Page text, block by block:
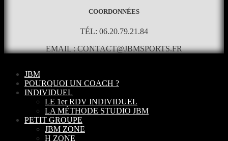
COORDONNÉES
TÉL: 06.20.79.21.84
EMAIL : CONTACT@JBMSPORTS.FR
JBM
POURQUOI UN COACH ?
INDIVIDUEL
LE 1er RDV INDIVIDUEL
LA MÉTHODE STUDIO JBM
PETIT GROUPE
JBM ZONE
H ZONE